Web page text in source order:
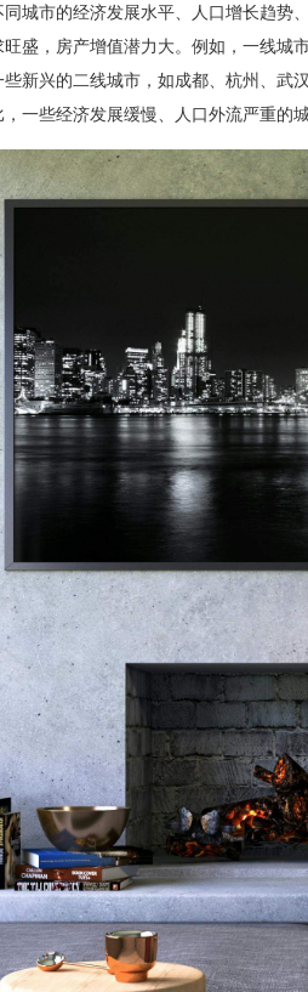
城市的经济发展水平、人口增长趋
盛，房产增值潜力大。例如，一线
新兴的二线城市，如成都、杭州、
一些经济发展缓慢、人口外流严重